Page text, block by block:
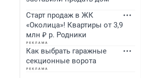
Старт продаж в ЖК
«Околица»! Квартиры от 3,9
млн ₽ р. Родники
Как выбрать гаражные
секционные ворота